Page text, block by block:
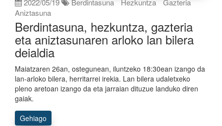
2022/05/19 Berdintasuna Hezkuntza
Gazteria
Aniztasuna
Berdintasuna, hezkuntza, gazteria
eta aniztasunaren arloko lan bilera
deialdia
Maiatzaren 26an, ostegunean, iluntzeko 18:30ean izango da
lan-arloko bilera, herritarrei irekia. Lan bilera udaletxeko
pleno aretoan izango da eta jarraian dituzue landuko diren
gaiak.
Gehiago